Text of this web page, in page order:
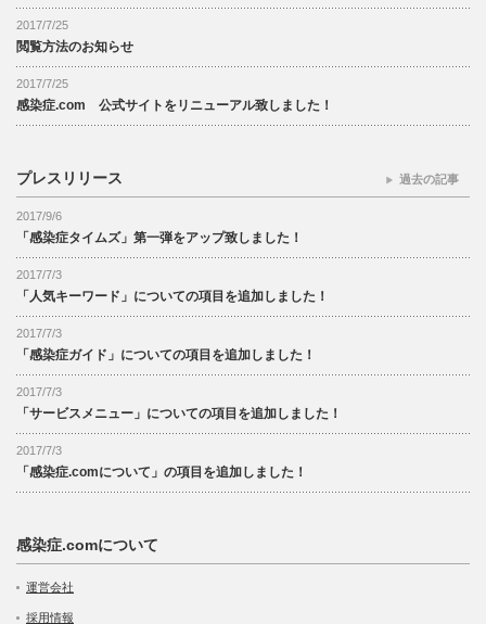
2017/7/25
閲覧方法のお知らせ
2017/7/25
感染症.com 公式サイトをリニューアル致しました！
プレスリリース
2017/9/6
「感染症タイムズ」第一弾をアップ致しました！
2017/7/3
「人気キーワード」についての項目を追加しました！
2017/7/3
「感染症ガイド」についての項目を追加しました！
2017/7/3
「サービスメニュー」についての項目を追加しました！
2017/7/3
「感染症.comについて」の項目を追加しました！
過去の記事
感染症.comについて
運営会社
採用情報